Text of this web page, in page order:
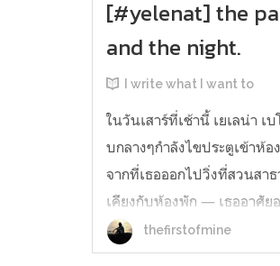
[#yelenat] the
and the night.
I write what I want to
ในวันเสาร์ที่เช้านี้ เยเลน่า เ
บกลางๆกำลังไขประตูเข้าห้
จากที่เธอออกไปวิ่งที่สวนสา
เคียงกับห้องพัก — เธออาศัย
ให้บรรยากาศคลาสสิกหน่อย
สะดวกเยเลน่าสังเกตเห็นถึ
thefirstofmine